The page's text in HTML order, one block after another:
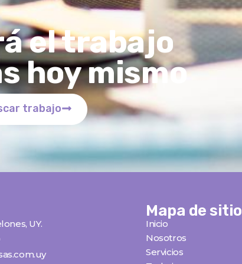
el trabajo
hoy mismo
trabajo
UY.
Mapa de sitio
Inicio
Nosotros
Servicios